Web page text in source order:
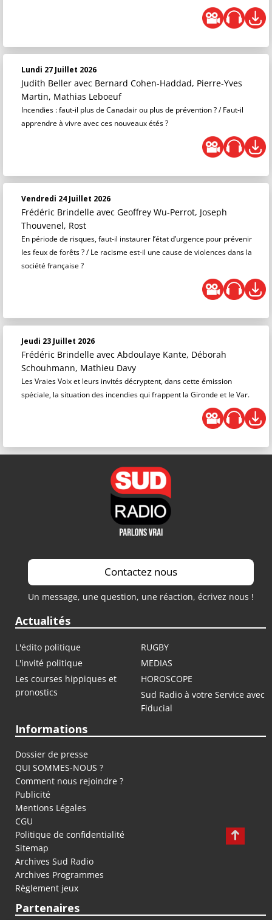
Lundi 27 Juillet 2026
Judith Beller avec Bernard Cohen-Haddad, Pierre-Yves
Martin, Mathias Leboeuf
Incendies : faut-il plus de Canadair ou plus de prévention ? / Faut-il
apprendre à vivre avec ces nouveaux étés ?
Vendredi 24 Juillet 2026
Frédéric Brindelle avec Geoffrey Wu-Perrot, Joseph
Thouvenel, Rost
En période de risques, faut-il instaurer l’état d’urgence pour prévenir
les feux de forêts ? / Le racisme est-il une cause de violences dans la
société française ?
Jeudi 23 Juillet 2026
Frédéric Brindelle avec Abdoulaye Kante, Déborah
Schouhmann, Mathieu Davy
Les Vraies Voix et leurs invités décryptent, dans cette émission
spéciale, la situation des incendies qui frappent la Gironde et le Var.
Contactez nous
Un message, une question, une réaction, écrivez nous !
Actualités
L'édito politique
RUGBY
L'invité politique
MEDIAS
Les courses hippiques et
pronostics
HOROSCOPE
Sud Radio à votre Service avec
Fiducial
Informations
Dossier de presse
QUI SOMMES-NOUS ?
Comment nous rejoindre ?
Publicité
Mentions Légales
CGU
Politique de confidentialité
Sitemap
Archives Sud Radio
Archives Programmes
Règlement jeux
Partenaires